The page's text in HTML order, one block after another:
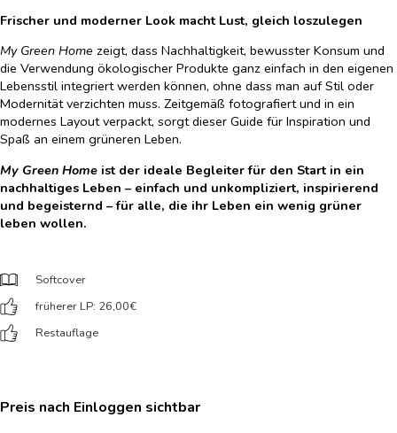
Frischer und moderner Look macht Lust, gleich loszulegen
My Green Home zeigt, dass Nachhaltigkeit, bewusster Konsum und
die Verwendung ökologischer Produkte ganz einfach in den eigenen
Lebensstil integriert werden können, ohne dass man auf Stil oder
Modernität verzichten muss. Zeitgemäß fotografiert und in ein
modernes Layout verpackt, sorgt dieser Guide für Inspiration und
Spaß an einem grüneren Leben.
My Green Home ist der ideale Begleiter für den Start in ein
nachhaltiges Leben – einfach und unkompliziert, inspirierend
und begeisternd – für alle, die ihr Leben ein wenig grüner
leben wollen.
Softcover
früherer LP: 26,00€
Restauflage
Preis nach Einloggen sichtbar